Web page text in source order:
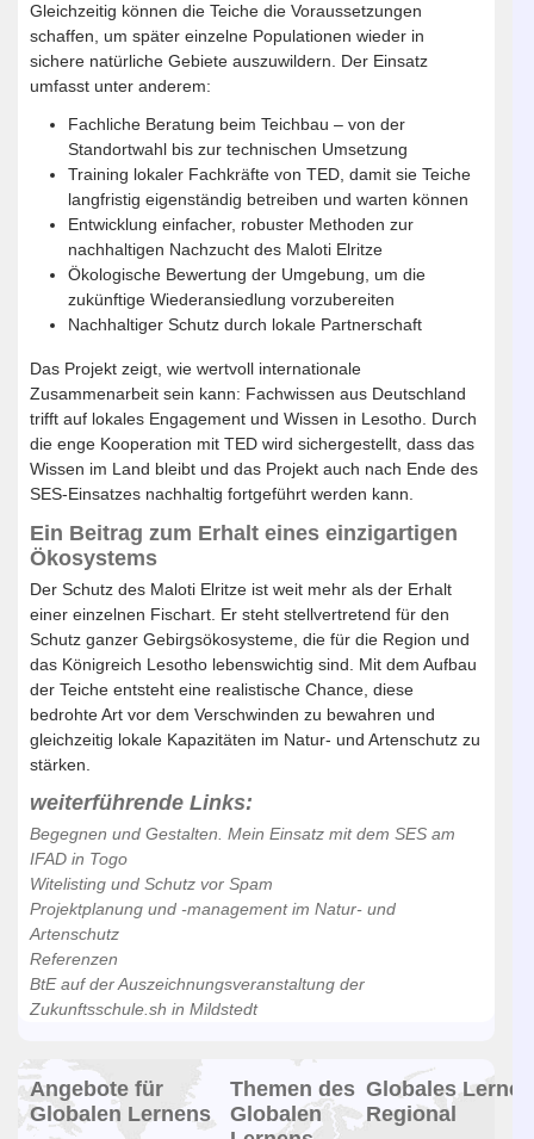
Gleichzeitig können die Teiche die Voraussetzungen
schaffen, um später einzelne Populationen wieder in
sichere natürliche Gebiete auszuwildern. Der Einsatz
umfasst unter anderem:
Fachliche Beratung beim Teichbau – von der
Standortwahl bis zur technischen Umsetzung
Training lokaler Fachkräfte von TED, damit sie Teiche
langfristig eigenständig betreiben und warten können
Entwicklung einfacher, robuster Methoden zur
nachhaltigen Nachzucht des Maloti Elritze
Ökologische Bewertung der Umgebung, um die
zukünftige Wiederansiedlung vorzubereiten
Nachhaltiger Schutz durch lokale Partnerschaft
Das Projekt zeigt, wie wertvoll internationale
Zusammenarbeit sein kann: Fachwissen aus Deutschland
trifft auf lokales Engagement und Wissen in Lesotho. Durch
die enge Kooperation mit TED wird sichergestellt, dass das
Wissen im Land bleibt und das Projekt auch nach Ende des
SES-Einsatzes nachhaltig fortgeführt werden kann.
Ein Beitrag zum Erhalt eines einzigartigen
Ökosystems
Der Schutz des Maloti Elritze ist weit mehr als der Erhalt
einer einzelnen Fischart. Er steht stellvertretend für den
Schutz ganzer Gebirgsökosysteme, die für die Region und
das Königreich Lesotho lebenswichtig sind. Mit dem Aufbau
der Teiche entsteht eine realistische Chance, diese
bedrohte Art vor dem Verschwinden zu bewahren und
gleichzeitig lokale Kapazitäten im Natur- und Artenschutz zu
stärken.
weiterführende Links:
Begegnen und Gestalten. Mein Einsatz mit dem SES am
IFAD in Togo
Witelisting und Schutz vor Spam
Projektplanung und -management im Natur- und
Artenschutz
Referenzen
BtE auf der Auszeichnungsveranstaltung der
Zukunftsschule.sh in Mildstedt
Angebote für
Globalen Lernens
Themen des
Globalen
Globales Lernen
Regional